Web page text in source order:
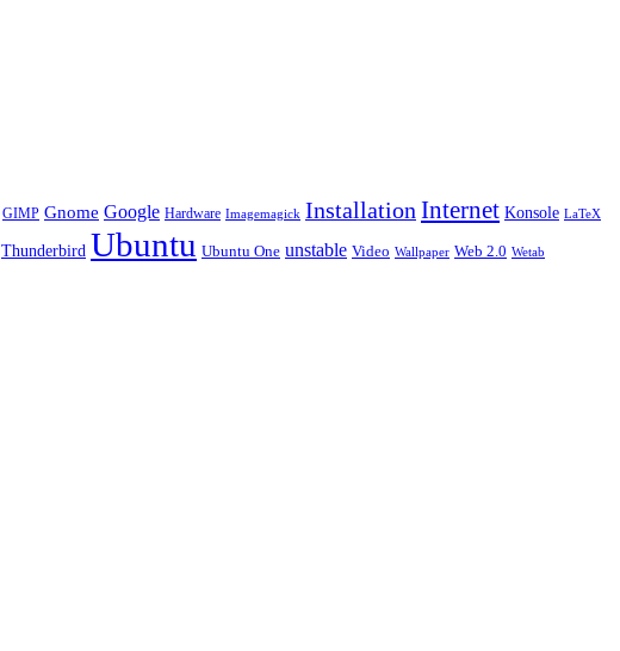
GIMP Gnome Google Hardware Imagemagick Installation Internet Konsole LaTeX
Thunderbird Ubuntu Ubuntu One unstable Video Wallpaper Web 2.0 Wetab